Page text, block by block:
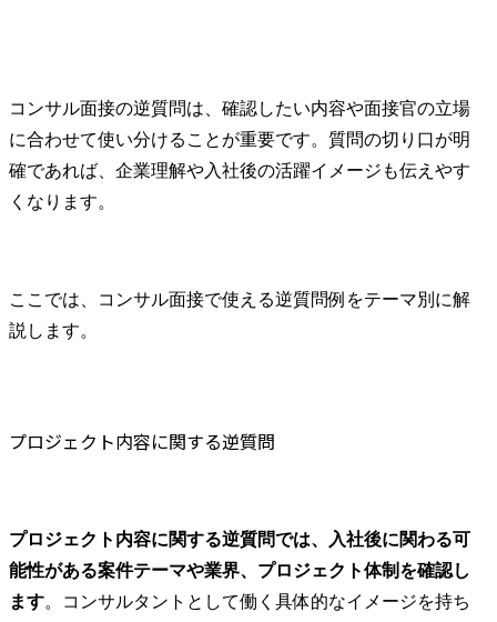
コンサル面接の逆質問は、確認したい内容や面接官の立場
に合わせて使い分けることが重要です。質問の切り口が明
確であれば、企業理解や入社後の活躍イメージも伝えやす
くなります。
ここでは、コンサル面接で使える逆質問例をテーマ別に解
説します。
プロジェクト内容に関する逆質問
プロジェクト内容に関する逆質問では、入社後に関わる可
能性がある案件テーマや業界、プロジェクト体制を確認し
ます。コンサルタントとして働く具体的なイメージを持ち